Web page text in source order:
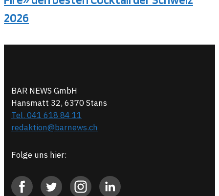
2026
BAR NEWS GmbH
Hansmatt 32, 6370 Stans
Tel. 041 618 84 11
redaktion@barnews.ch
Folge uns hier: